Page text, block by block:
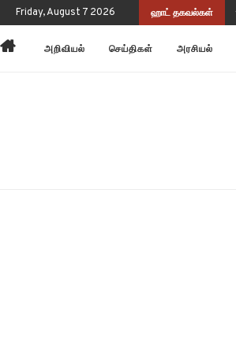
Friday, August 7 2026 ஹாட் தகவல்கள்
அறிவியல் செய்திகள் அரசியல்